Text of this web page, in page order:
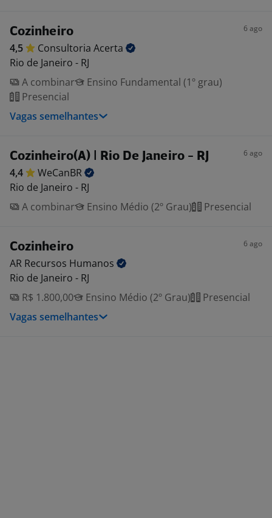
Cozinheiro 6 ago
4,5 Consultoria Acerta
Rio de Janeiro - RJ
A combinar
Ensino Fundamental (1º grau)
Presencial
Vagas semelhantes
Cozinheiro(A) | Rio De Janeiro - RJ 6 ago
4,4
WeCanBR
Rio de Janeiro - RJ
A combinar
Ensino Médio (2º Grau) Presencial
Cozinheiro 6 ago
AR Recursos Humanos
Rio de Janeiro - RJ
R$ 1.800,00
Ensino Médio (2º Grau)
Presencial
Vagas semelhantes